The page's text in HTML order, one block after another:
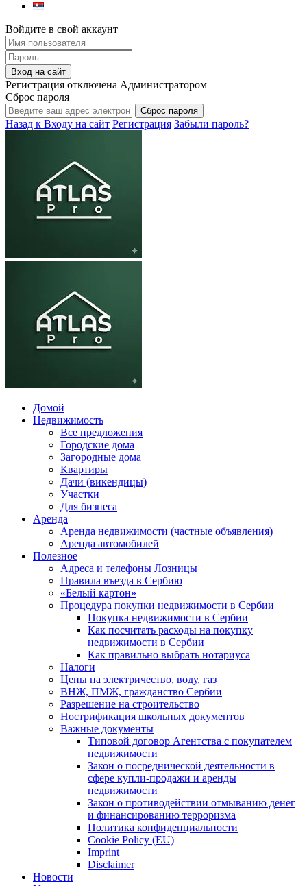
Войдите в свой аккаунт
Вход на сайт
Регистрация отключена Администратором
Сброс пароля
Сброс пароля
Назад к Входу на сайт Регистрация Забыли пароль?
Домой
Недвижимость
Все предложения
Городские дома
Загородные дома
Квартиры
Дачи (викендицы)
Участки
Для бизнеса
Аренда
Аренда недвижимости (частные объявления)
Аренда автомобилей
Полезное
Адреса и телефоны Лозницы
Правила въезда в Сербию
«Белый картон»
Процедура покупки недвижимости в Сербии
Покупка недвижимости в Сербии
Как посчитать расходы на покупку
недвижимости в Сербии
Как правильно выбрать нотариуса
Налоги
Цены на электричество, воду, газ
ВНЖ, ПМЖ, гражданство Сербии
Разрешение на строительство
Нострификация школьных документов
Важные документы
Типовой договор Агентства с покупателем
недвижимости
Закон о посреднической деятельности в
сфере купли-продажи и аренды
недвижимости
Закон о противодействии отмыванию денег
и финансированию терроризма
Политика конфиденциальности
Cookie Policy (EU)
Imprint
Disclaimer
Новости